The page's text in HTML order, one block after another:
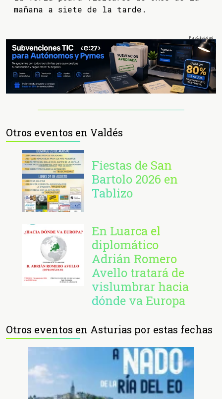
mañana a siete de la tarde.
Otros eventos en Valdés
Fiestas de San
Bartolo 2026 en
Tablizo
En Luarca el
diplomático
Adrián Romero
Avello tratará de
vislumbrar hacia
dónde va Europa
Otros eventos en Asturias por estas fechas